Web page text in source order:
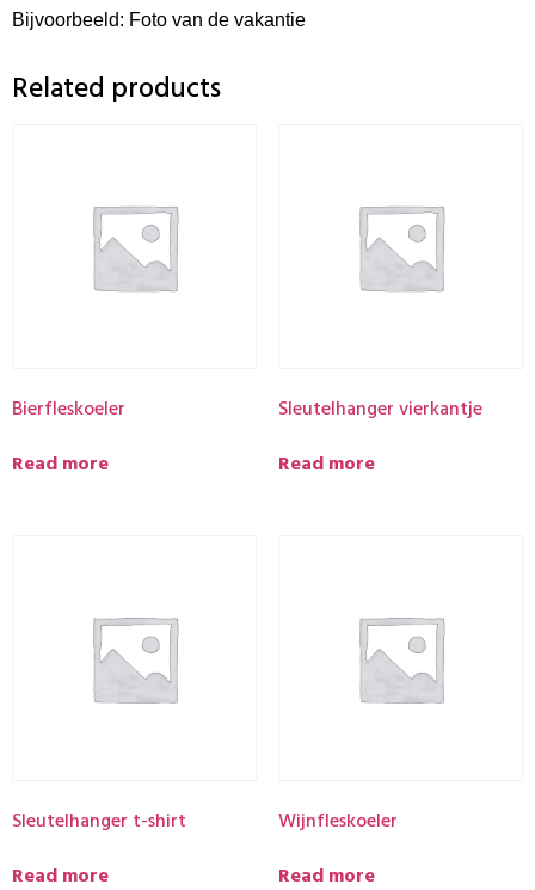
Bijvoorbeeld: Foto van de vakantie
Related products
Bierfleskoeler
Read more
Sleutelhanger vierkantje
Read more
Sleutelhanger t-shirt
Read more
Wijnfleskoeler
Read more